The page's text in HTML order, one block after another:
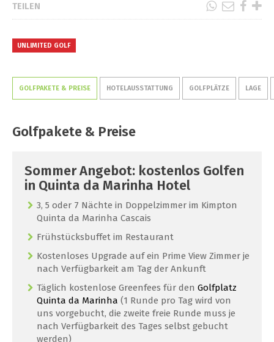
TEILEN
UNLIMITED GOLF
GOLFPAKETE & PREISE HOTELAUSSTATTUNG GOLFPLÄTZE LAGE
Golfpakete & Preise
Sommer Angebot: kostenlos Golfen
in Quinta da Marinha Hotel
3, 5 oder 7 Nächte in Doppelzimmer im Kimpton
Quinta da Marinha Cascais
Frühstücksbuffet im Restaurant
Kostenloses Upgrade auf ein Prime View Zimmer je
nach Verfügbarkeit am Tag der Ankunft
Täglich kostenlose Greenfees für den Golfplatz
Quinta da Marinha (1 Runde pro Tag wird von
uns vorgebucht, die zweite freie Runde muss je
nach Verfügbarkeit des Tages selbst gebucht
werden)